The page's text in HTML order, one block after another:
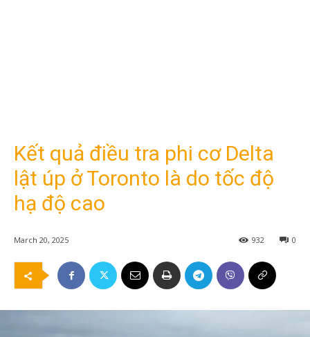
Kết quả điều tra phi cơ Delta
lật úp ở Toronto là do tốc độ
hạ độ cao
March 20, 2025 0
932